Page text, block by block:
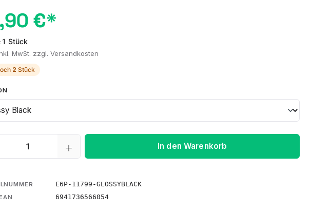
€*
1 Stück
MwSt. zzgl. Versandkosten
2 Stück
AUSWÄHLEN
Anzahl: Gib den gewünschten Wert ein oder
In den Warenkorb
E6P-11799-GLOSSYBLACK
6941736566054